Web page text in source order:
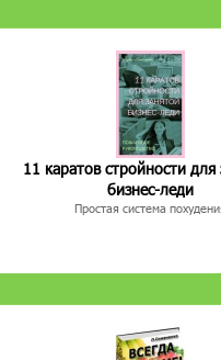
11 каратов стройности для
бизнес-леди
Простая система